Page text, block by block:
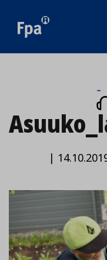
|